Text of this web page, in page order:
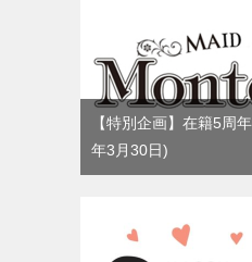
【特別企画】在籍5周
年3月30日